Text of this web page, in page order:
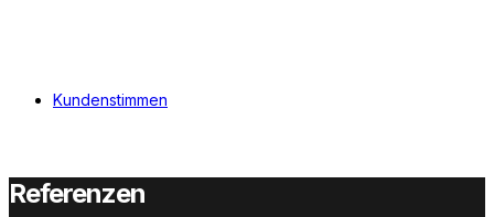
Kundenstimmen
Referenzen